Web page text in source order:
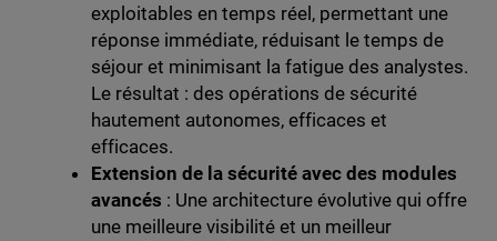
exploitables en temps réel, permettant une
réponse immédiate, réduisant le temps de
séjour et minimisant la fatigue des analystes.
Le résultat : des opérations de sécurité
hautement autonomes, efficaces et
efficaces.
Extension de la sécurité avec des modules
avancés : Une architecture évolutive qui offre
une meilleure visibilité et un meilleur